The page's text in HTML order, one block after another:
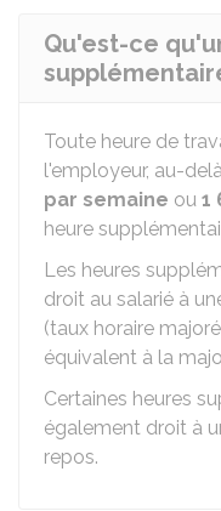
Qu'est-ce
Toute heure de
l'employeur, au-
par semaine ou 1
heure
Les heures
droit au salarié à
(taux horaire
équivalent à la
Certaines heures
également droit à
repos.